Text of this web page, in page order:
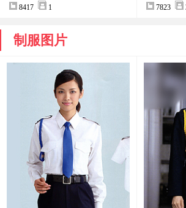
8417 1 7823
制服图片